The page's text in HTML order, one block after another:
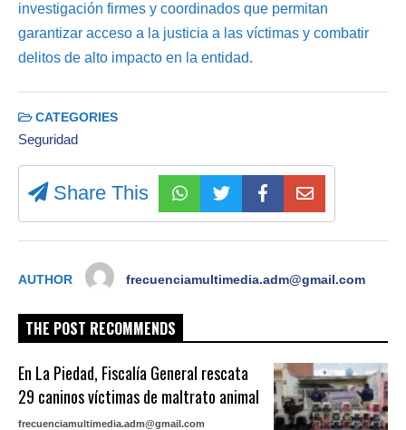
investigación firmes y coordinados que permitan
garantizar acceso a la justicia a las víctimas y combatir
delitos de alto impacto en la entidad.
CATEGORIES
Seguridad
Share This
AUTHOR frecuenciamultimedia.adm@gmail.com
THE POST RECOMMENDS
En La Piedad, Fiscalía General rescata
29 caninos víctimas de maltrato animal
frecuenciamultimedia.adm@gmail.com